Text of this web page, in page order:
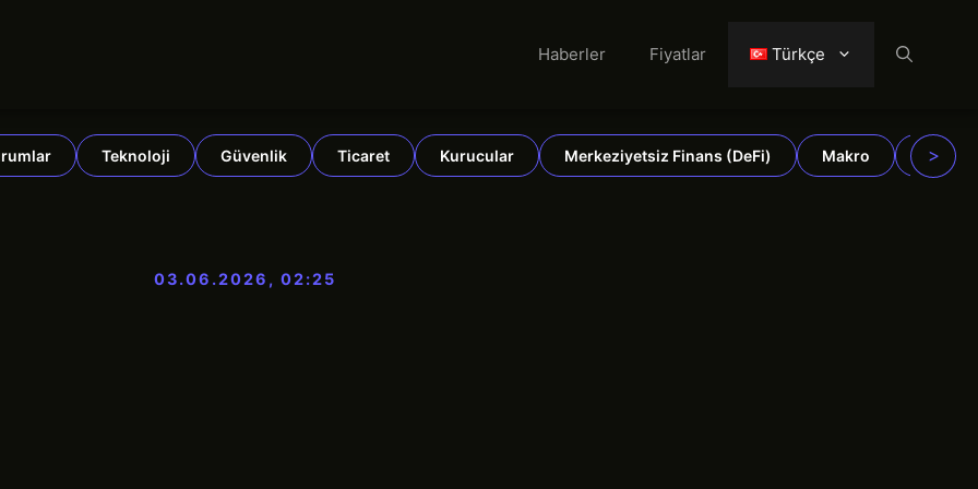
Haberler Fiyatlar Türkçe
Teknoloji Güvenlik Ticaret Kurucular Merkeziyetsiz Finans (DeFi) Makro >
03.06.2026, 02:25